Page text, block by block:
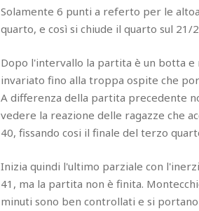
Solamente 6 punti a referto per le
quarto, e così si chiude il quarto sul 21/
Dopo l'intervallo la partita è un botta e
invariato fino alla troppa ospite che
A differenza della partita precedente
vedere la reazione delle ragazze che
40, fissando cosi il finale del terzo
Inizia quindi l'ultimo parziale con
41, ma la partita non è finita.
minuti sono ben controllati e si